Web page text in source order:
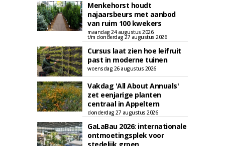
Menkehorst houdt
najaarsbeurs met aanbod
van ruim 100 kwekers
maandag 24 augustus 2026
t/m donderdag 27 augustus 2026
Cursus laat zien hoe leifruit
past in moderne tuinen
woensdag 26 augustus 2026
Vakdag 'All About Annuals'
zet eenjarige planten
centraal in Appeltern
donderdag 27 augustus 2026
GaLaBau 2026: internationale
ontmoetingsplek voor